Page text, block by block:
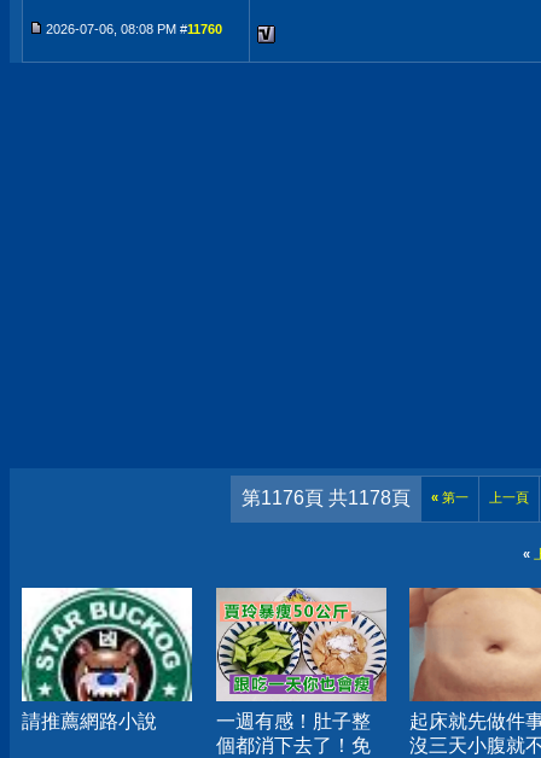
2026-07-06, 08:08 PM #11760
第1176頁 共1178頁 «第一 上一頁
«
請推薦網路小說
一週有感！肚子整
個都消下去了！免
起床就先做件
沒三天小腹就